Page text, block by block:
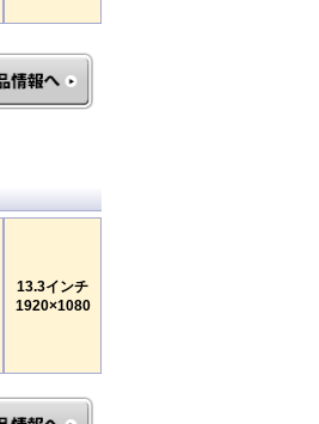
13.3インチ
1920×1080